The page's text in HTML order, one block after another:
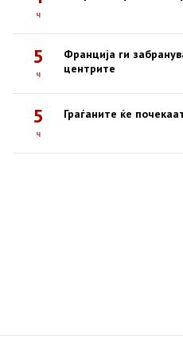
ч
5
ч
Франција ги
центрите
5
ч
Граѓаните ќе